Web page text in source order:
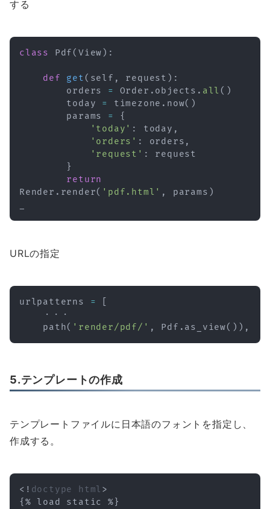
する
class Pdf (View ) :
def get ( self , request ) :
        orders
= Order . objects . all ( )
        today
= timezone . now( )
        params
=
{
'today' : today ,
'orders' : orders ,
'request' :
request
}
return
Render . render( 'pdf.html' , params )
URLの指定
urlpatterns =
    path
( 'render/pdf/' , Pdf . as_view( ) ) ,
5.テンプレートの作成
テンプレートファイルに日本語のフォントを指定し、
作成する。
<! doctype html >